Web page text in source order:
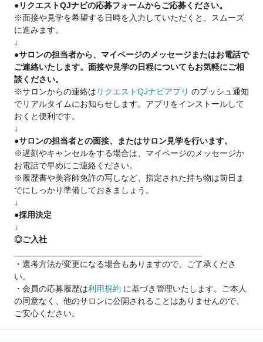
相談しながら、支援制度を積極的に活用して頂き、子育てや家
庭と両立しながら働くことをサポートします。
✔️産休・育休からの復帰多数
女性が多数活躍する企業だからこそ、ワーキングマザーが働き
やすい環境を大切にしています。出産や育児といった女性のラ
イフイベントを在職中に迎えても、安心して休暇に入ることが
可能です。
また、復職の際に抱える不安を解消し、復職後もご活躍いただ
ける職場をご用意しています。
●リクエストQJナビの応募フォームからご応募ください。
※面接や見学を希望する日時を入力していただくと、スムーズ
に進みます。
↓
●サロンの担当者から、マイページのメッセージまたはお電話で
ご連絡いたします。面接や見学の日程についてもお気軽にご相
談ください。
※サロンからの連絡は リクエストQJナビアプリ のプッシュ通知
でリアルタイムにお知らせします。アプリをインストールして
おくと便利です。
↓
●サロンの担当者との面接、またはサロン見学を行います。
※遅刻やキャンセルをする場合は、マイページのメッセージか
お電話で早めにご連絡ください。
※履歴書や美容師免許の写しなど、指定された持ち物は前日ま
でにしっかり準備しておきましょう。
↓
●採用決定
↓
◎ご入社
・選考方法が変更になる場合もありますので、ご了承くださ
い。
・会員の応募履歴は利用規約 に基づき管理いたします。ご本人
の同意なく、他のサロンに公開されることはありませんので、
ご安心ください。